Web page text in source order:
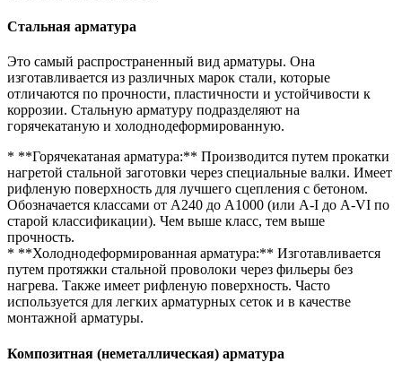
Стальная арматура
Это самый распространенный вид арматуры. Она
изготавливается из различных марок стали, которые
отличаются по прочности, пластичности и устойчивости к
коррозии. Стальную арматуру подразделяют на
горячекатаную и холоднодеформированную.
* **Горячекатаная арматура:** Производится путем прокатки
нагретой стальной заготовки через специальные валки. Имеет
рифленую поверхность для лучшего сцепления с бетоном.
Обозначается классами от А240 до А1000 (или А-I до А-VI по
старой классификации). Чем выше класс, тем выше
прочность.
* **Холоднодеформированная арматура:** Изготавливается
путем протяжки стальной проволоки через фильеры без
нагрева. Также имеет рифленую поверхность. Часто
используется для легких арматурных сеток и в качестве
монтажной арматуры.
Композитная (неметаллическая) арматура